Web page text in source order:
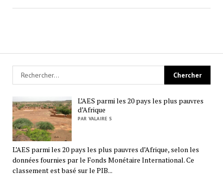
L’AES parmi les 20 pays les plus pauvres
d’Afrique
PAR VALAIRE S
L’AES parmi les 20 pays les plus pauvres d’Afrique, selon les
données fournies par le Fonds Monétaire International. Ce
classement est basé sur le PIB...